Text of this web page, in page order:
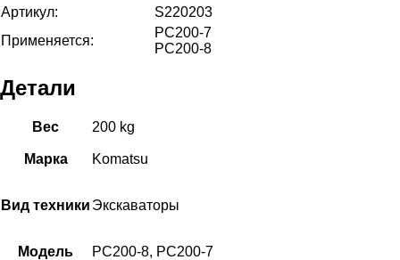
Артикул:
S220203
Применяется:
PC200-7
PC200-8
Детали
Вес 200 kg
Марка Komatsu
Вид техники Экскаваторы
Модель PC200-8, PC200-7